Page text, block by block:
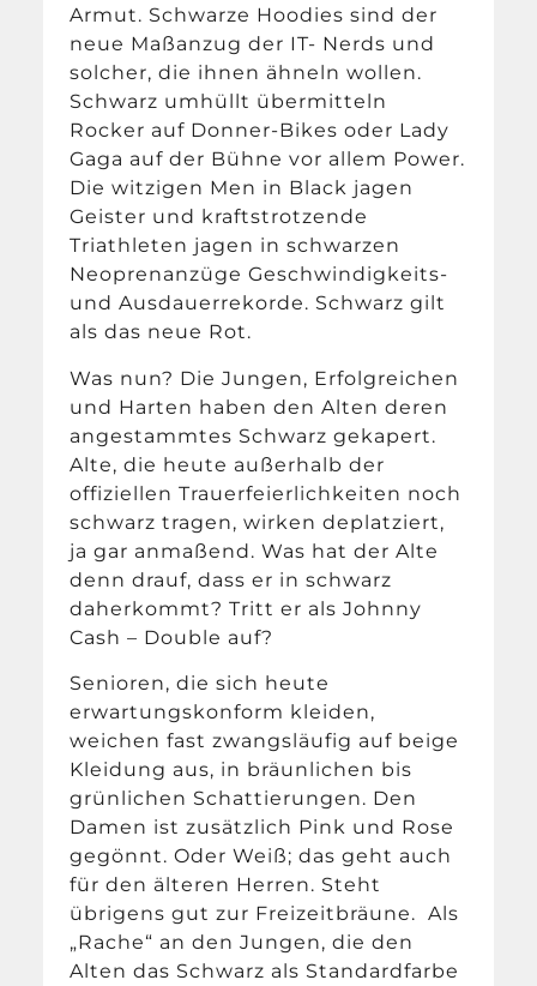
Armut. Schwarze Hoodies sind der
neue Maßanzug der IT- Nerds und
solcher, die ihnen ähneln wollen.
Schwarz umhüllt übermitteln
Rocker auf Donner-Bikes oder Lady
Gaga auf der Bühne vor allem Power.
Die witzigen Men in Black jagen
Geister und kraftstrotzende
Triathleten jagen in schwarzen
Neoprenanzüge Geschwindigkeits-
und Ausdauerrekorde. Schwarz gilt
als das neue Rot.
Was nun? Die Jungen, Erfolgreichen
und Harten haben den Alten deren
angestammtes Schwarz gekapert.
Alte, die heute außerhalb der
offiziellen Trauerfeierlichkeiten noch
schwarz tragen, wirken deplatziert,
ja gar anmaßend. Was hat der Alte
denn drauf, dass er in schwarz
daherkommt? Tritt er als Johnny
Cash – Double auf?
Senioren, die sich heute
erwartungskonform kleiden,
weichen fast zwangsläufig auf beige
Kleidung aus, in bräunlichen bis
grünlichen Schattierungen. Den
Damen ist zusätzlich Pink und Rose
gegönnt. Oder Weiß; das geht auch
für den älteren Herren. Steht
übrigens gut zur Freizeitbräune. Als
„Rache“ an den Jungen, die den
Alten das Schwarz als Standardfarbe